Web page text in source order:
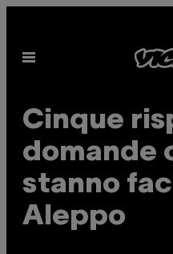
contenuto
Apri
Cinque
domande
stanno
Aleppo